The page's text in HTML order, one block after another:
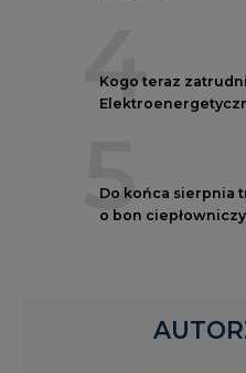
4
Kogo teraz
5
Do końca sierpnia
o bon ciepłowniczy